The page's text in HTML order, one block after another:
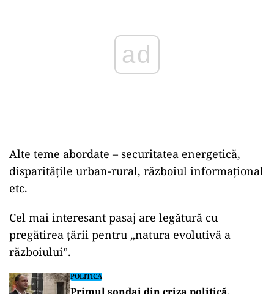
Alte teme abordate – securitatea energetică,
disparitățile urban-rural, războiul informațional
etc.
Cel mai interesant pasaj are legătură cu
pregătirea țării pentru „natura evolutivă a
războiului”.
POLITICĂ